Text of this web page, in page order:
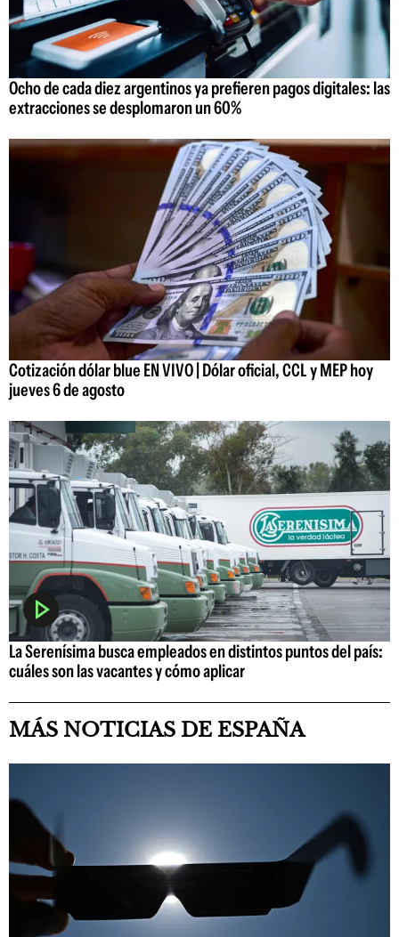
Ocho de cada diez argentinos ya prefieren pagos digitales: las
extracciones se desplomaron un 60%
Cotización dólar blue EN VIVO | Dólar oficial, CCL y MEP hoy
jueves 6 de agosto
La Serenísima busca empleados en distintos puntos del país:
cuáles son las vacantes y cómo aplicar
MÁS NOTICIAS DE ESPAÑA